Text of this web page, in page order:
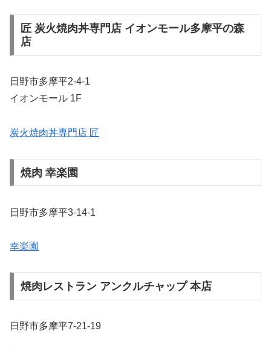
匠 炭火焼肉丼専門店 イオンモール多摩平の森
店
日野市多摩平2-4-1
イオンモール 1F
炭火焼肉丼専門店 匠
焼肉 幸楽園
日野市多摩平3-14-1
幸楽園
焼肉レストラン アンクルチャップ 本店
日野市多摩平7-21-19